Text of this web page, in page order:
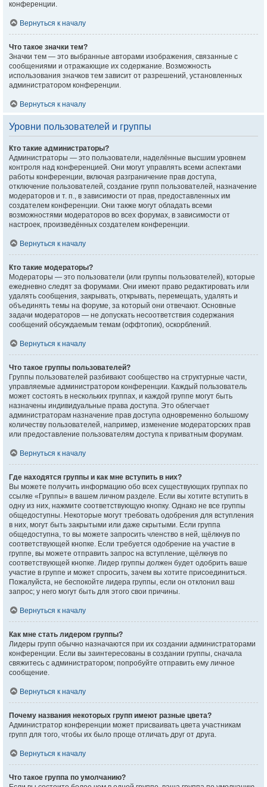
конференции.
Вернуться к началу
Что такое значки тем?
Значки тем — это выбранные авторами изображения, связанные с
сообщениями и отражающие их содержание. Возможность
использования значков тем зависит от разрешений, установленных
администратором конференции.
Вернуться к началу
Уровни пользователей и группы
Кто такие администраторы?
Администраторы — это пользователи, наделённые высшим уровнем
контроля над конференцией. Они могут управлять всеми аспектами
работы конференции, включая разграничение прав доступа,
отключение пользователей, создание групп пользователей, назначение
модераторов и т. п., в зависимости от прав, предоставленных им
создателем конференции. Они также могут обладать всеми
возможностями модераторов во всех форумах, в зависимости от
настроек, произведённых создателем конференции.
Вернуться к началу
Кто такие модераторы?
Модераторы — это пользователи (или группы пользователей), которые
ежедневно следят за форумами. Они имеют право редактировать или
удалять сообщения, закрывать, открывать, перемещать, удалять и
объединять темы на форуме, за который они отвечают. Основные
задачи модераторов — не допускать несоответствия содержания
сообщений обсуждаемым темам (оффтопик), оскорблений.
Вернуться к началу
Что такое группы пользователей?
Группы пользователей разбивают сообщество на структурные части,
управляемые администратором конференции. Каждый пользователь
может состоять в нескольких группах, и каждой группе могут быть
назначены индивидуальные права доступа. Это облегчает
администраторам назначение прав доступа одновременно большому
количеству пользователей, например, изменение модераторских прав
или предоставление пользователям доступа к приватным форумам.
Вернуться к началу
Где находятся группы и как мне вступить в них?
Вы можете получить информацию обо всех существующих группах по
ссылке «Группы» в вашем личном разделе. Если вы хотите вступить в
одну из них, нажмите соответствующую кнопку. Однако не все группы
общедоступны. Некоторые могут требовать одобрения для вступления
в них, могут быть закрытыми или даже скрытыми. Если группа
общедоступна, то вы можете запросить членство в ней, щёлкнув по
соответствующей кнопке. Если требуется одобрение на участие в
группе, вы можете отправить запрос на вступление, щёлкнув по
соответствующей кнопке. Лидер группы должен будет одобрить ваше
участие в группе и может спросить, зачем вы хотите присоединиться.
Пожалуйста, не беспокойте лидера группы, если он отклонил ваш
запрос; у него могут быть для этого свои причины.
Вернуться к началу
Как мне стать лидером группы?
Лидеры групп обычно назначаются при их создании администраторами
конференции. Если вы заинтересованы в создании группы, сначала
свяжитесь с администратором; попробуйте отправить ему личное
сообщение.
Вернуться к началу
Почему названия некоторых групп имеют разные цвета?
Администратор конференции может присваивать цвета участникам
групп для того, чтобы их было проще отличать друг от друга.
Вернуться к началу
Что такое группа по умолчанию?